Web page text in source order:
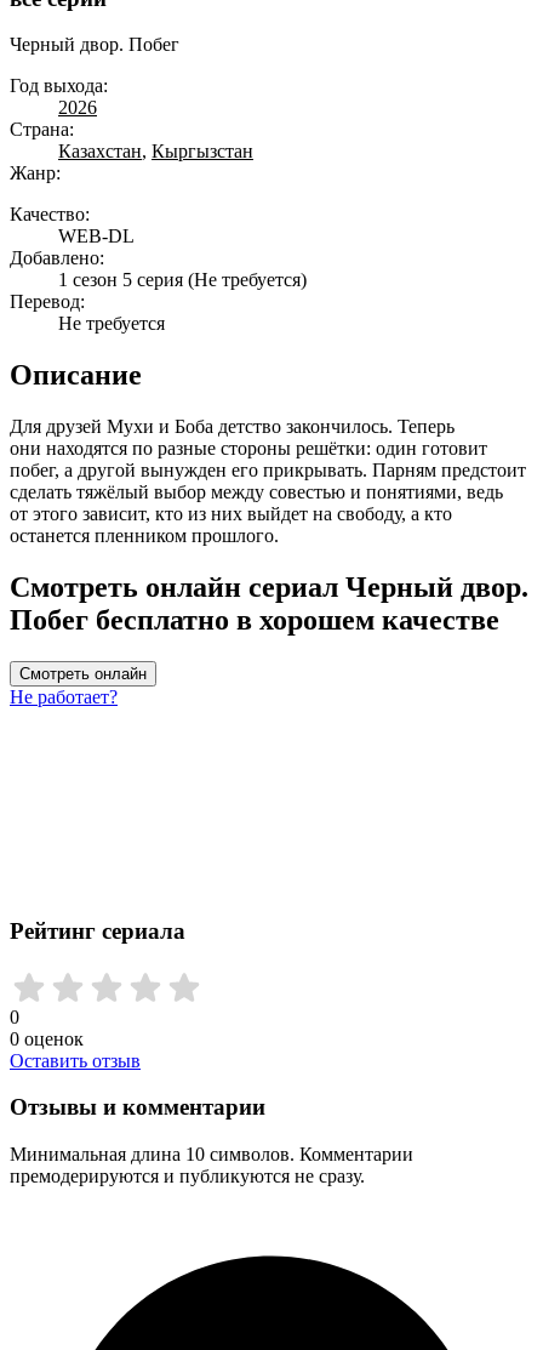
Черный двор. Побег
Год выхода:
2026
Страна:
Казахстан, Кыргызстан
Жанр:
Качество:
WEB-DL
Добавлено:
1 сезон 5 серия (Не требуется)
Перевод:
Не требуется
Описание
Для друзей Мухи и Боба детство закончилось. Теперь
они находятся по разные стороны решётки: один готовит
побег, а другой вынужден его прикрывать. Парням предстоит
сделать тяжёлый выбор между совестью и понятиями, ведь
от этого зависит, кто из них выйдет на свободу, а кто
останется пленником прошлого.
Смотреть онлайн сериал Черный двор.
Побег бесплатно в хорошем качестве
Смотреть онлайн
Не работает?
Рейтинг сериала
0
0 оценок
Оставить отзыв
Отзывы и комментарии
Минимальная длина 10 символов. Комментарии
премодерируются и публикуются не сразу.